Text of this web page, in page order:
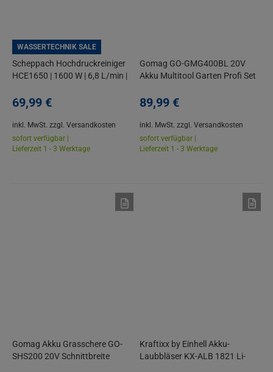
WASSERTECHNIK SALE
Scheppach Hochdruckreiniger
HCE1650 | 1600 W | 6,8 L/min |
69,99 €
inkl. MwSt. zzgl. Versandkosten
sofort verfügbar |
Lieferzeit 1 - 3 Werktage
Gomag GO-GMG400BL 20V
Akku Multitool Garten Profi Set
89,99 €
inkl. MwSt. zzgl. Versandkosten
sofort verfügbar |
Lieferzeit 1 - 3 Werktage
Gomag Akku Grasschere GO-
SHS200 20V Schnittbreite
Kraftixx by Einhell Akku-
Laubbläser KX-ALB 1821 Li-